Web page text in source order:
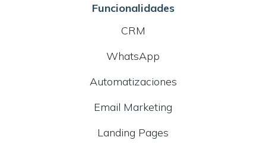
Funcionalidades
CRM
WhatsApp
Automatizaciones
Email Marketing
Landing Pages